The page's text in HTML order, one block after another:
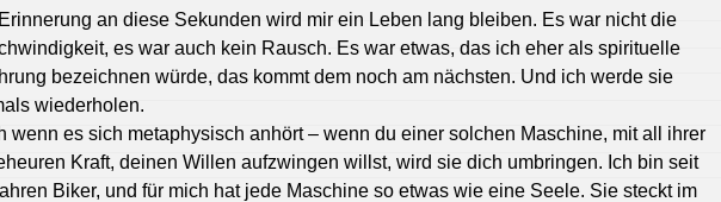
an diese Sekunden wird mir ein Leben lang bleiben. Es war nicht die
es war auch kein Rausch. Es war etwas, das ich eher als spirituelle
bezeichnen würde, das kommt dem noch am nächsten. Und ich werde sie
wiederholen.
wenn es sich metaphysisch anhört – wenn du einer solchen Maschine, mit all ihrer
Kraft, deinen Willen aufzwingen willst, wird sie dich umbringen. Ich bin seit
Biker, und für mich hat jede Maschine so etwas wie eine Seele. Sie steckt im